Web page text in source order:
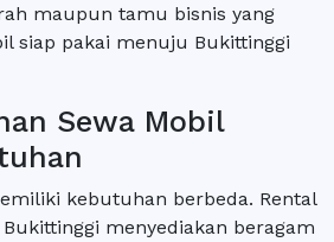
maupun tamu bisnis yang
siap pakai menuju Bukittinggi
Sewa Mobil
kebutuhan berbeda. Rental
menyediakan beragam